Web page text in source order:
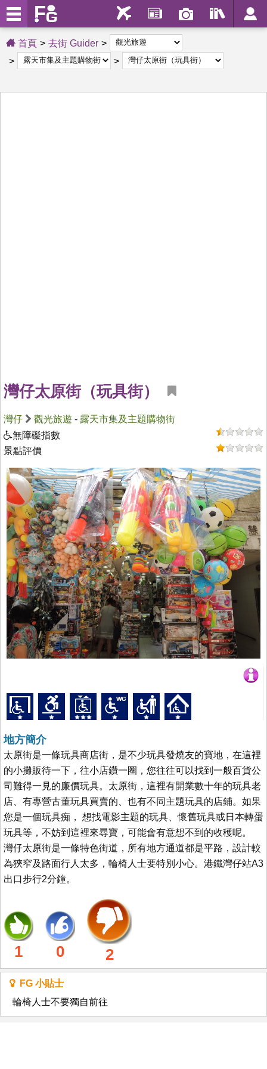
首頁 去街 Guider
灣仔太原街（玩具街）
灣仔 觀光旅遊 - 露天市集及主題購物街
無障礙指數
景點評價
地方簡介
太原街是一條玩具商店街，是不少玩具發燒友的寶地，在這裡
的小攤販待一下，往小店鑽一圈，您往往可以找到一般百貨公
司難得一見的廉價玩具。太原街，這裡有開業數十年的玩具老
店、有專營古董玩具買賣的、也有不同主題玩具的店鋪。如果
您是一個玩具痴， 想找電影主題的玩具、懷舊玩具或日本轉蛋
玩具等，不妨到這裡來尋寶，可能會有意想不到的收穫呢。
灣仔太原街是一條特色街道，所有地方通道都是平路，設計較
為狹窄及路面行人太多，輪椅人士要特別小心。港鐵灣仔站A3
出口步行2分鐘。
1 0 2
FG 小貼士
輪椅人士不要獨自前往